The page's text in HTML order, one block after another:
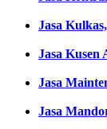
Jasa
Jasa Kusen
Jasa
Jasa